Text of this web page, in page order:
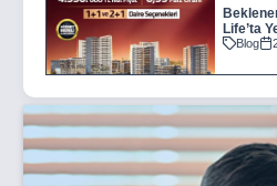
Life’ta
Blog